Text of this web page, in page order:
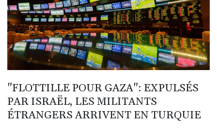
"FLOTTILLE POUR GAZA": EXPULSÉS
PAR ISRAËL, LES MILITANTS
ÉTRANGERS ARRIVENT EN TURQUIE